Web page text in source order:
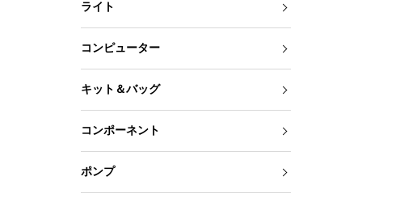
ライト
コンピューター
キット＆バッグ
コンポーネント
ポンプ